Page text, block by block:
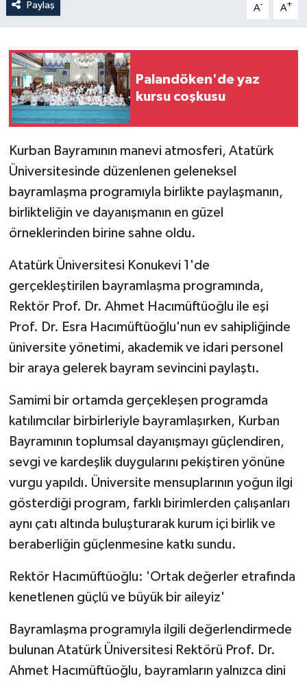
Paylaş A- A+
Palandöken'de yaz
kursu coşkusu
Kurban Bayramının manevi atmosferi, Atatürk
Üniversitesinde düzenlenen geleneksel
bayramlaşma programıyla birlikte paylaşmanın,
birlikteliğin ve dayanışmanın en güzel
örneklerinden birine sahne oldu.
Atatürk Üniversitesi Konukevi 1'de
gerçekleştirilen bayramlaşma programında,
Rektör Prof. Dr. Ahmet Hacımüftüoğlu ile eşi
Prof. Dr. Esra Hacımüftüoğlu'nun ev sahipliğinde
üniversite yönetimi, akademik ve idari personel
bir araya gelerek bayram sevincini paylaştı.
Samimi bir ortamda gerçekleşen programda
katılımcılar birbirleriyle bayramlaşırken, Kurban
Bayramının toplumsal dayanışmayı güçlendiren,
sevgi ve kardeşlik duygularını pekiştiren yönüne
vurgu yapıldı. Üniversite mensuplarının yoğun ilgi
gösterdiği program, farklı birimlerden çalışanları
aynı çatı altında buluşturarak kurum içi birlik ve
beraberliğin güçlenmesine katkı sundu.
Rektör Hacımüftüoğlu: 'Ortak değerler etrafında
kenetlenen güçlü ve büyük bir aileyiz'
Bayramlaşma programıyla ilgili değerlendirmede
bulunan Atatürk Üniversitesi Rektörü Prof. Dr.
Ahmet Hacımüftüoğlu, bayramların yalnızca dini